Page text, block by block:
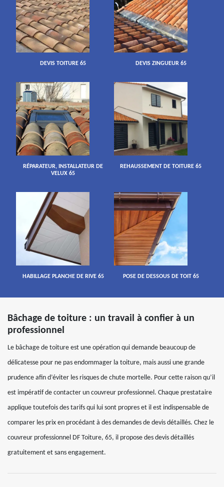
DEVIS TOITURE 65 DEVIS ZINGUEUR 65
RÉPARATEUR, INSTALLATEUR DE
VELUX 65
REHAUSSEMENT DE TOITURE 65
HABILLAGE PLANCHE DE RIVE 65 POSE DE DESSOUS DE TOIT 65
Bâchage de toiture : un travail à confier à un
professionnel
Le bâchage de toiture est une opération qui demande beaucoup de
délicatesse pour ne pas endommager la toiture, mais aussi une grande
prudence afin d’éviter les risques de chute mortelle. Pour cette raison qu’il
est impératif de contacter un couvreur professionnel. Chaque prestataire
applique toutefois des tarifs qui lui sont propres et il est indispensable de
comparer les prix en procédant à des demandes de devis détaillés. Chez le
couvreur professionnel DF Toiture, 65, il propose des devis détaillés
gratuitement et sans engagement.